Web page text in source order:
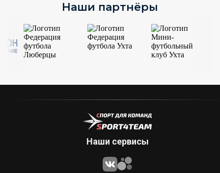
Наши партнёры
Наши сервисы